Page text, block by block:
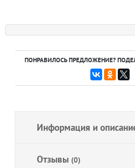
ПОНРАВИЛОСЬ ПРЕДЛОЖЕНИЕ?
Информация и
Отзывы (0)